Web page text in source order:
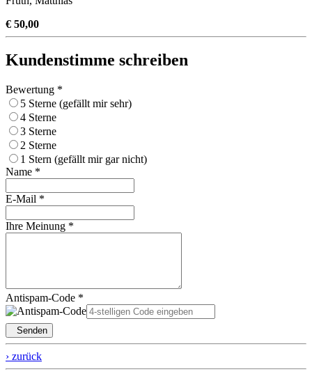
€ 50,00
Kundenstimme schreiben
Bewertung *
5 Sterne (gefällt mir sehr)
4 Sterne
3 Sterne
2 Sterne
1 Stern (gefällt mir gar nicht)
Name *
E-Mail *
Ihre Meinung *
Antispam-Code *
Senden
› zurück